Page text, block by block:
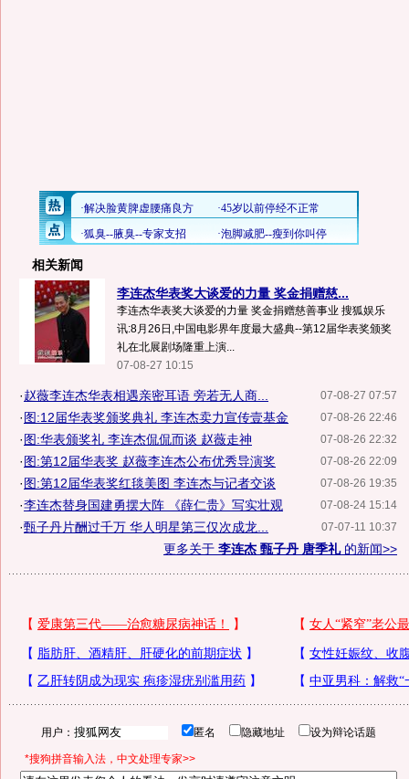
相关新闻
李连杰华表奖大谈爱的力量 奖金捐赠慈...
李连杰华表奖大谈爱的力量 奖金捐赠慈善事业 搜狐娱乐
讯:8月26日,中国电影界年度最大盛典--第12届华表奖颁奖
礼在北展剧场隆重上演...
07-08-27 10:15
07-08-27 07:57
·赵薇李连杰华表相遇亲密耳语 旁若无人商...
07-08-26 22:46
·图:12届华表奖颁奖典礼 李连杰卖力宣传壹基金
07-08-26 22:32
·图:华表颁奖礼 李连杰侃侃而谈 赵薇走神
07-08-26 22:09
·图:第12届华表奖 赵薇李连杰公布优秀导演奖
07-08-26 19:35
·图:第12届华表奖红毯美图 李连杰与记者交谈
07-08-24 15:14
·李连杰替身国建勇摆大阵 《薛仁贵》写实壮观
07-07-11 10:37
·甄子丹片酬过千万 华人明星第三仅次成龙...
更多关于 李连杰 甄子丹 唐季礼的新闻>>
用户： 匿名 隐藏地址 设为辩论话题
*搜狗拼音输入法，中文处理专家>>